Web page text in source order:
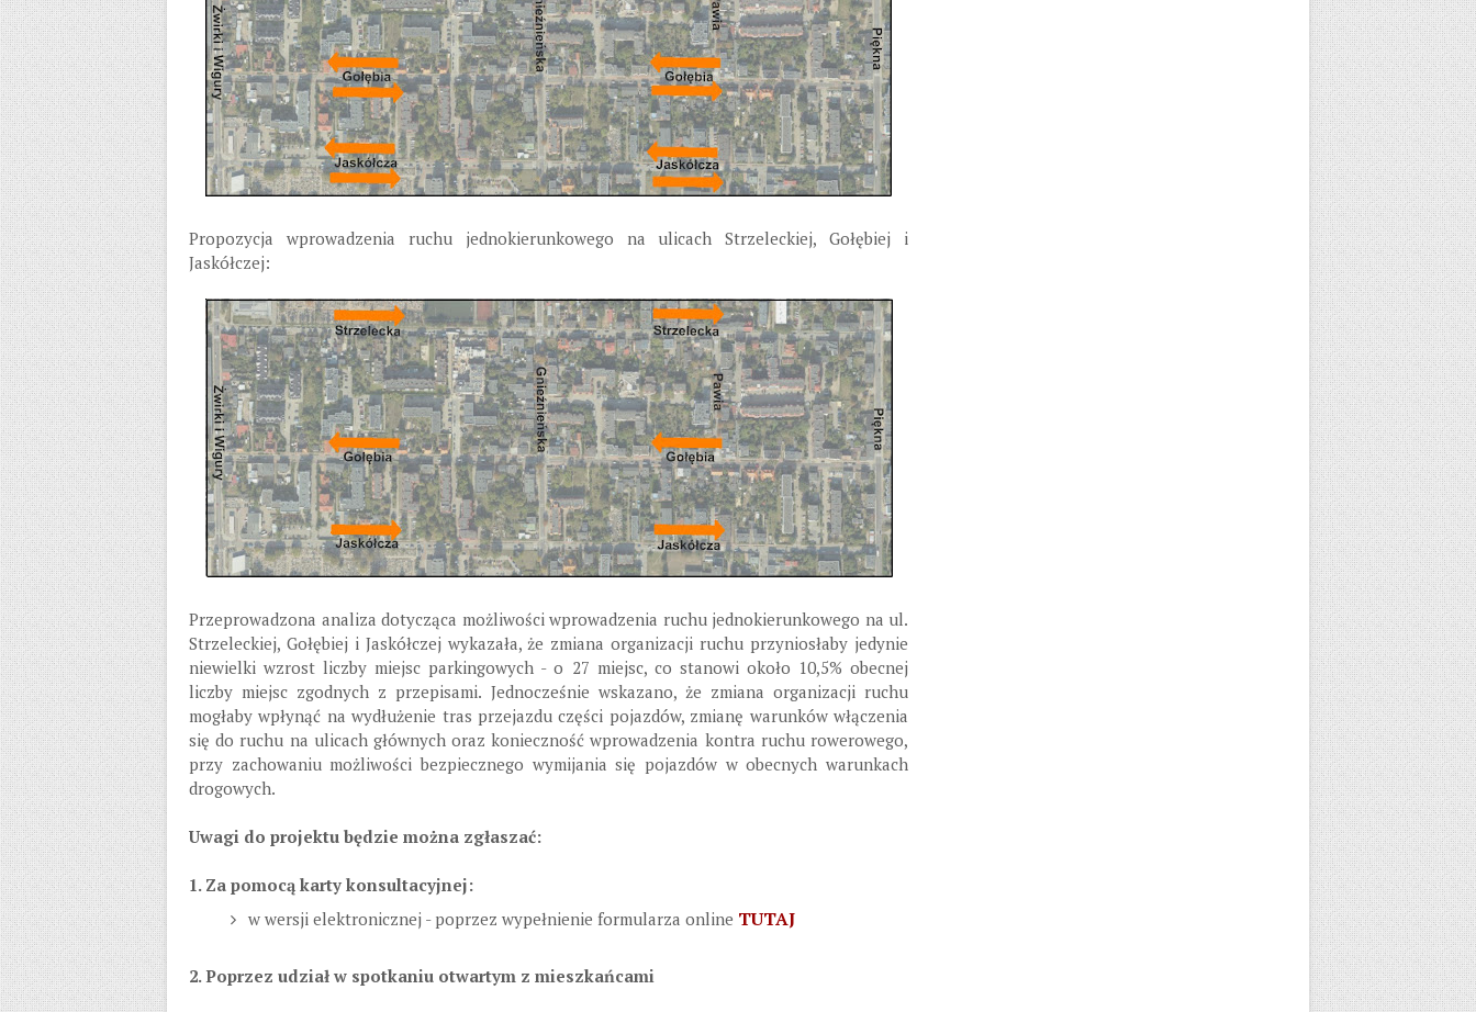
Propozycja wprowadzenia ruchu jednokierunkowego na ulicach Strzeleckiej, Gołębiej i
Jaskółczej:
Przeprowadzona analiza dotycząca możliwości wprowadzenia ruchu jednokierunkowego na ul.
Strzeleckiej, Gołębiej i Jaskółczej wykazała, że zmiana organizacji ruchu przyniosłaby jedynie
niewielki wzrost liczby miejsc parkingowych - o 27 miejsc, co stanowi około 10,5% obecnej
liczby miejsc zgodnych z przepisami. Jednocześnie wskazano, że zmiana organizacji ruchu
mogłaby wpłynąć na wydłużenie tras przejazdu części pojazdów, zmianę warunków włączenia
się do ruchu na ulicach głównych orazkonieczność wprowadzenia kontra ruchu rowerowego,
przy zachowaniu możliwości bezpiecznego wymijania się pojazdów w obecnych warunkach
drogowych.
Uwagi do projektu będzie można zgłaszać:
1. Za pomocą karty konsultacyjnej:
w wersji elektronicznej - poprzez wypełnienie formularza online TUTAJ
2. Poprzez udział w spotkaniu otwartym z mieszkańcami